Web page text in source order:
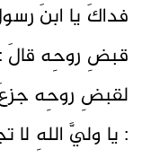
فداكَ يا ابنَ
قبضِ روحِه قالَ :
لقبضِ روحِه
: يا وليَّ اللهِ